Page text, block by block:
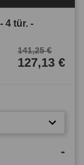
4 tür. -
141,25 €
127,13 €
-